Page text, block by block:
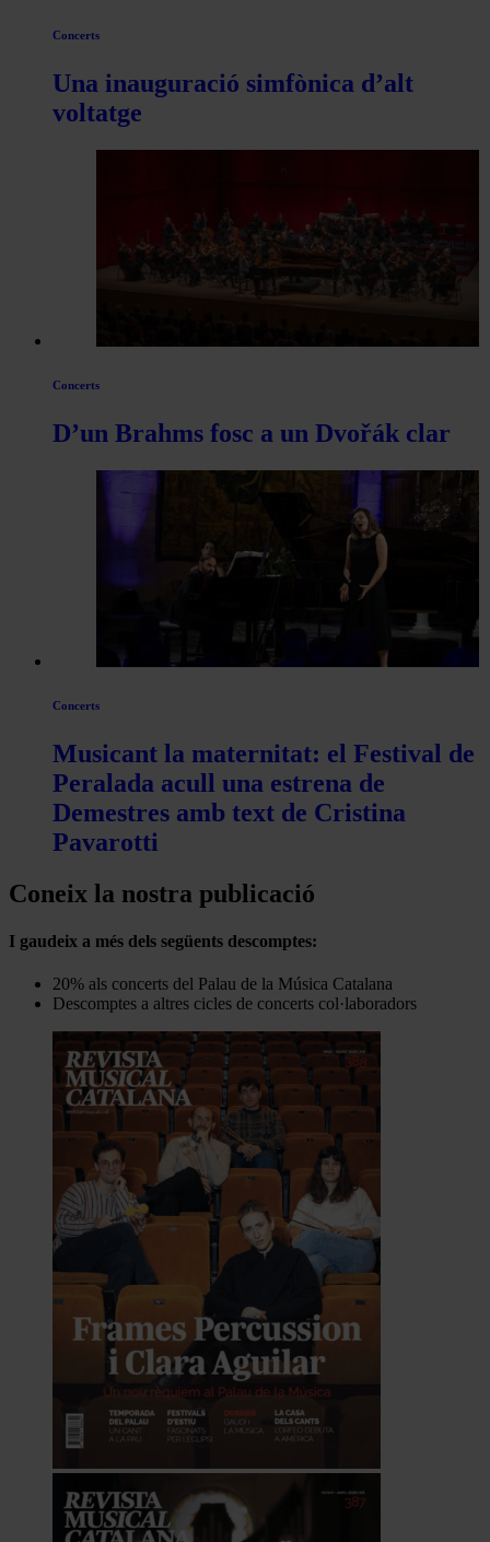
Concerts
Una inauguració simfònica d’alt
voltatge
Concerts
D’un Brahms fosc a un Dvořák clar
Concerts
Musicant la maternitat: el Festival de
Peralada acull una estrena de
Demestres amb text de Cristina
Pavarotti
Coneix la nostra publicació
I gaudeix a més dels següents descomptes:
20% als concerts del Palau de la Música Catalana
Descomptes a altres cicles de concerts col·laboradors